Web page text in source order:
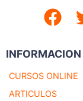
INFORMACION
CURSOS ONLINE
ARTICULOS